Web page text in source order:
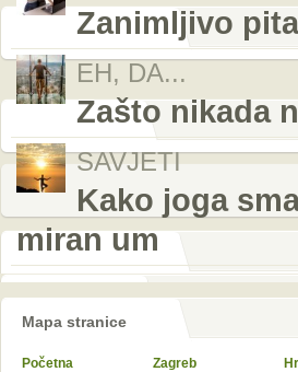
Zanimljivo
EH, DA...
Zašto nikada
SAVJETI
Kako joga
miran um
Mapa stranice
Početna Zagreb